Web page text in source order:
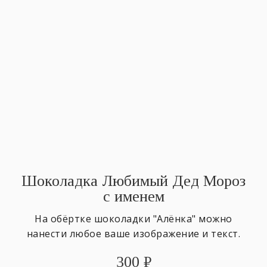
Шоколадка Любимый Дед Мороз
с именем
На обёртке шоколадки "Алёнка" можно
нанести любое ваше изображение и текст.
300 ₽